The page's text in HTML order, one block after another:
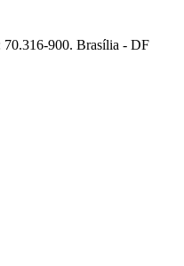
70.316-900. Brasília - DF